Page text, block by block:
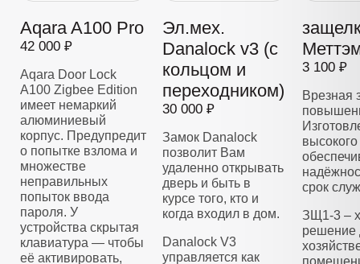
Aqara A100 Pro
42 000 ₽
Aqara Door Lock
A100 Zigbee Edition
имеет немаркий
алюминиевый
корпус. Предупредит
о попытке взлома и
множестве
неправильных
попыток ввода
пароля. У
устройства скрытая
клавиатура — чтобы
её активировать,
Эл.мех.
Danalock v3 (с
кольцом и
переходником)
30 000 ₽
Замок Danalock
позволит Вам
удаленно открывать
дверь и быть в
курсе того, кто и
когда входил в дом.
Danalock V3
управляется как
3 100 ₽
Врезная
высокого
срок
ЗЩ1-3 –
решение